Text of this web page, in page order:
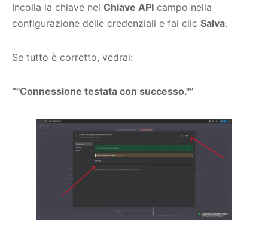
Incolla la chiave nel Chiave API campo nella
configurazione delle credenziali e fai clic Salva.
Se tutto è corretto, vedrai:
“"Connessione testata con successo."”